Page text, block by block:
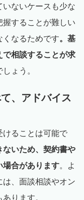
ないケースも少な
握することが難しい
くなるためです。基
で相談することが求
ょう。
、アドバイス
けることは可能で
ないため、契約書や
場合があります。よ
は、面談相談やオン
ります。